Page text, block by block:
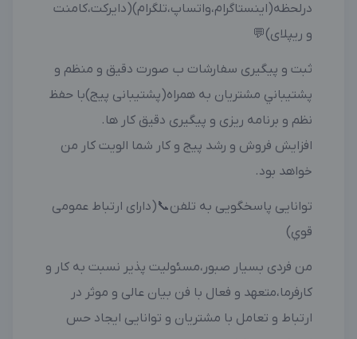
درلحظه(اینستاگرام،واتساپ،تلگرام)(دایرکت،کامنت
و ریپلای)💬
ثبت و پیگیری سفارشات ب صورت دقیق و منظم و
پشتيباني مشتریان به همراه(پشتیبانی پیج)با حفظ
نظم و برنامه ریزی و پیگیری دقیق کار ها.
افزایش فروش و رشد پیج و کار شما الویت کار من
خواهد بود.
توانایی پاسخگویی به تلفن📞(دارای ارتباط عمومی
قوي)
من فردی بسیار صبور،مسئولیت پذیر نسبت به کار و
کارفرما،متعهد و فعال با فن بیان عالی و موثر در
ارتباط و تعامل با مشتریان و توانایی ایجاد حس